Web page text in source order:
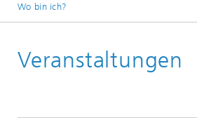
Wo bin ich?
Veranstaltungen